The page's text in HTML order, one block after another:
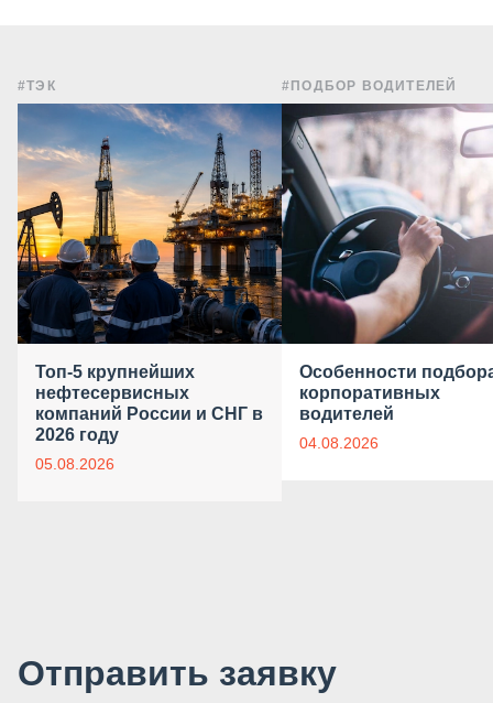
#ТЭК
Топ-5 крупнейших
нефтесервисных
компаний России и СНГ в
2026 году
05.08.2026
#ПОДБОР ВОДИТЕЛЕЙ
Особенности
корпоративных
водителей
04.08.2026
Отправить заявку